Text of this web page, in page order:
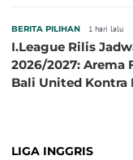
BERITA PILIHAN 1 hari lalu
I.League Rilis
2026/2027: Arema
Bali United Kontra
LIGA INGGRIS